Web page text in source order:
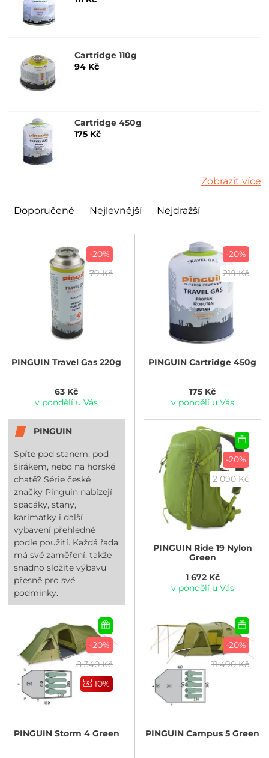
Cartridge 110g
94 Kč
Cartridge 450g
175 Kč
Zobrazit více
Doporučené Nejlevnější Nejdražší
-20%
79 Kč
PINGUIN Travel Gas 220g
63 Kč
v pondělí u Vás
-20%
219 Kč
PINGUIN Cartridge 450g
175 Kč
v pondělí u Vás
PINGUIN
Spíte pod stanem, pod
širákem, nebo na horské
chatě? Série české
značky Pinguin nabízejí
spacáky, stany,
karimatky i další
vybavení přehledně
podle použití. Každá řada
má své zaměření, takže
snadno složíte výbavu
přesně pro své
podmínky.
-20%
2 090 Kč
PINGUINRide 19 Nylon
Green
1 672 Kč
v pondělí u Vás
-20%
8 340 Kč
10%
PINGUINStorm 4 Green
-20%
11 490 Kč
PINGUIN Campus 5 Green